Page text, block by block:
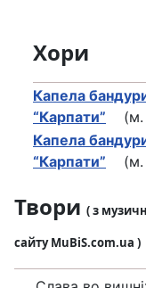
Хори
Капела
“Карпати” (м.
Капела
“Карпати” (м.
Твори ( з
сайту MuBiS.com.ua )